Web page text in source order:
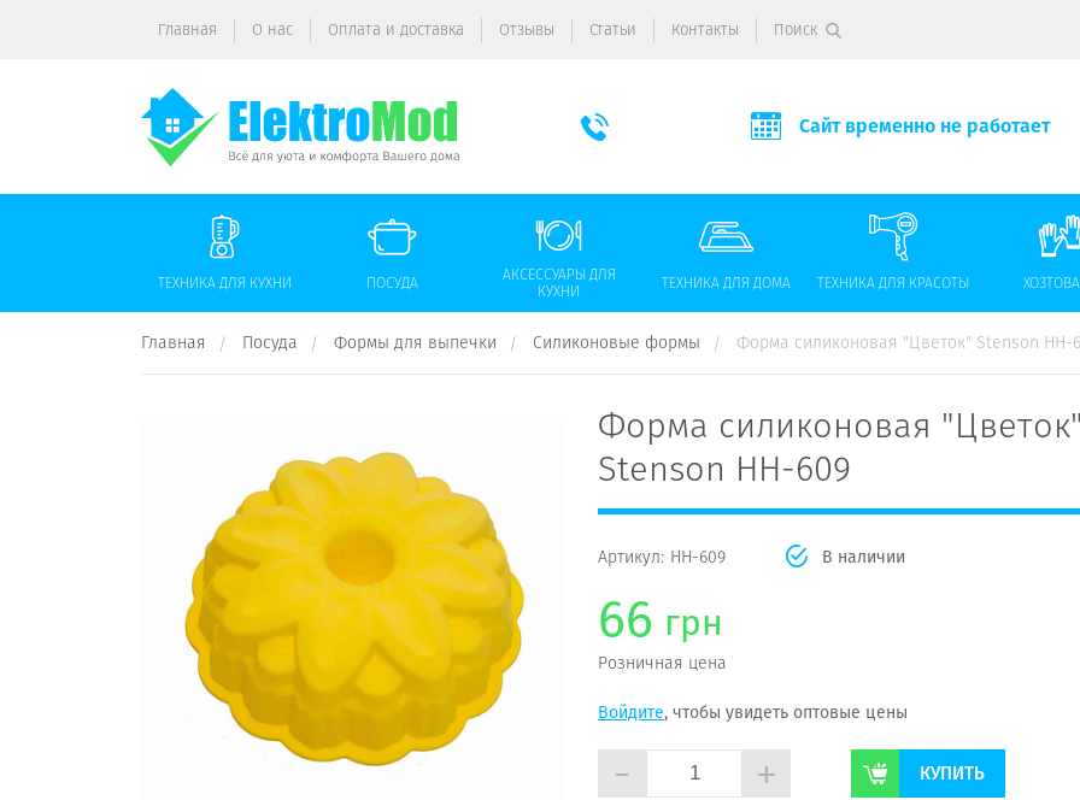
Главная О нас Оплата и доставка Отзывы Статьи Контакты Поиск
Сайт временно не работает
ТЕХНИКА ДЛЯ КУХНИ ПОСУДА
АКСЕССУАРЫ ДЛЯ
КУХНИ
ТЕХНИКА ДЛЯ ДОМА ТЕХНИКА ДЛЯ КРАСОТЫ
Главная Посуда Формы для выпечки Силиконовые формы Форма силиконовая "Цветок" Stenson НН-
Форма силиконовая "Цветок"
Stenson НН-609
Артикул: НН-609 В наличии
66 грн
Розничная цена
Войдите, чтобы увидеть оптовые цены
- + КУПИТЬ